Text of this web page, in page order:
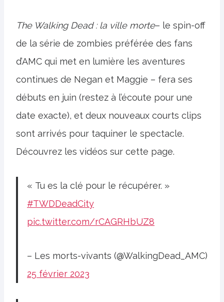
The Walking Dead : la ville morte– le spin-off
de la série de zombies préférée des fans
d’AMC qui met en lumière les aventures
continues de Negan et Maggie – fera ses
débuts en juin (restez à l’écoute pour une
date exacte), et deux nouveaux courts clips
sont arrivés pour taquiner le spectacle.
Découvrez les vidéos sur cette page.
« Tu es la clé pour le récupérer. »
#TWDDeadCity
pic.twitter.com/rCAGRHbUZ8
– Les morts-vivants (@WalkingDead_AMC)
25 février 2023